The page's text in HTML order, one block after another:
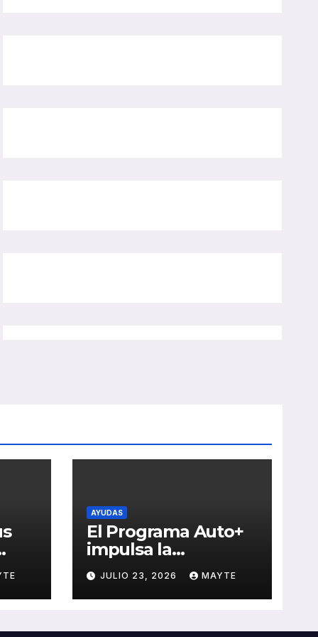
AYUDAS
El Programa Auto+
impulsa la
renovación de flotas
con ayudas a
vehículos eléctricos
JULIO 23, 2026 MAYTE